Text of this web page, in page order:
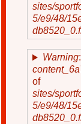
sites/
5/e9/48/
Warning
of
sites/
5/e9/48/